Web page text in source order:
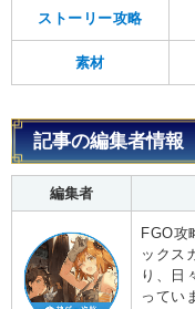
ストーリー攻略
素材
記事の編集者情報
編集者
FGO攻
ックス
り、日
ってい